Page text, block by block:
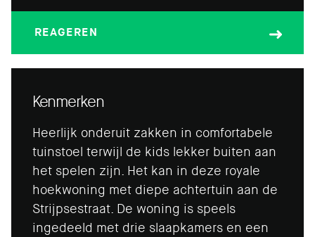
REAGEREN
Kenmerken
Heerlijk onderuit zakken in comfortabele
tuinstoel terwijl de kids lekker buiten aan
het spelen zijn. Het kan in deze royale
hoekwoning met diepe achtertuin aan de
Strijpsestraat. De woning is speels
ingedeeld met drie slaapkamers en een